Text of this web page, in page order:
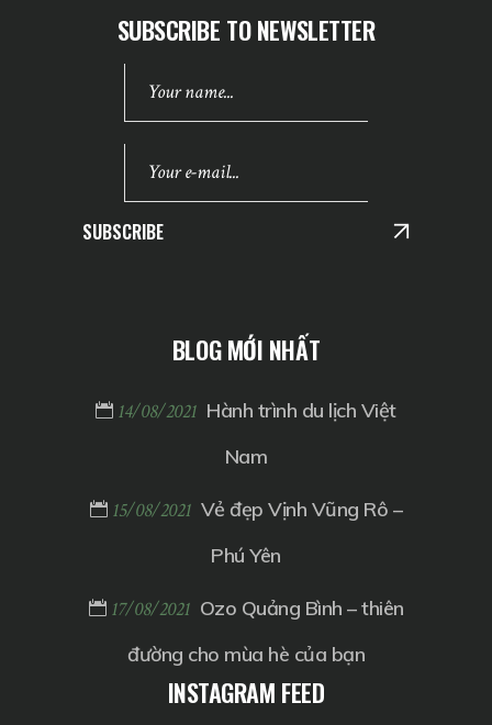
SUBSCRIBE TO NEWSLETTER
SUBSCRIBE
BLOG MỚI NHẤT
14/08/2021 Hành trình du lịch Việt
Nam
15/08/2021 Vẻ đẹp Vịnh Vũng Rô –
Phú Yên
17/08/2021 Ozo Quảng Bình – thiên
đường cho mùa hè của bạn
INSTAGRAM FEED